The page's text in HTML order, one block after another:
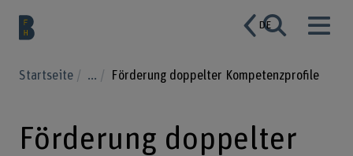
DE
Startseite ... Förderung doppelter Kompetenzprofile
Förderung doppelter